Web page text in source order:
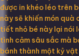
được in khéo léo trên
này sẽ khiến món quà
tiết nhỏ bé này lại nói
tình cảm sâu sắc mà
bánh thành một kỷ